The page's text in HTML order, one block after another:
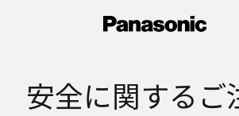
安全に関するご